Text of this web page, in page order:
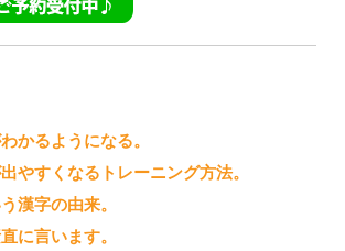
かるようになる。
やすくなるトレーニング方法。
漢字の由来。
に言います。